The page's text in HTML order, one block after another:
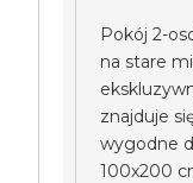
Pokój 2-
na stare
znajduje
wygodne
100x200